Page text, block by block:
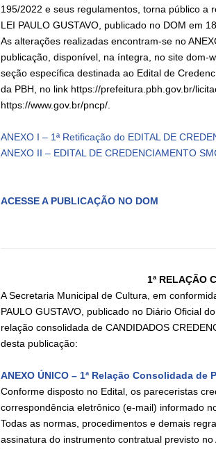
195/2022 e seus regulamentos, torna público a
LEI PAULO GUSTAVO, publicado no DOM em
As alterações realizadas encontram-se no
publicação, disponível, na íntegra, no site dom-
seção específica destinada ao Edital de
da PBH, no link https://prefeitura.pbh.gov.br/
https://www.gov.br/pncp/.
ANEXO I – 1ª Retificação do EDITAL DE
ANEXO II – EDITAL DE CREDENCIAMENTO
ACESSE A PUBLICAÇÃO NO DOM
1ª RELAÇÃO
A Secretaria Municipal de Cultura, em
PAULO GUSTAVO, publicado no Diário Oficial
relação consolidada de CANDIDADOS
desta publicação:
ANEXO ÚNICO – 1ª Relação Consolidada de
Conforme disposto no Edital, os pareceristas
correspondência eletrônico (e‐mail) informado
Todas as normas, procedimentos e demais
assinatura do instrumento contratual previsto